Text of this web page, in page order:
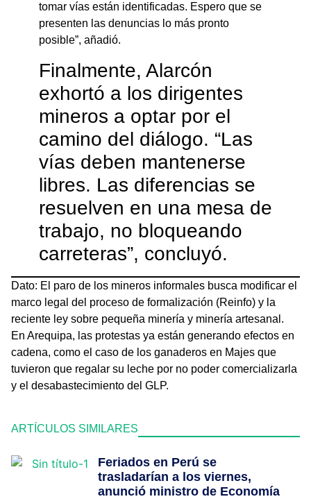
ARTÍCULOS SIMILARES
Feriados en Perú se
trasladarían a los viernes,
anunció ministro de Economía
tomar vías están identificadas. Espero que se
presenten las denuncias lo más pronto
posible”, añadió.
Finalmente, Alarcón
exhortó a los dirigentes
mineros a optar por el
camino del diálogo. “Las
vías deben mantenerse
libres. Las diferencias se
resuelven en una mesa de
trabajo, no bloqueando
carreteras”, concluyó.
Dato: El paro de los mineros informales busca modificar el
marco legal del proceso de formalización (Reinfo) y la
reciente ley sobre pequeña minería y minería artesanal.
En Arequipa, las protestas ya están generando efectos en
cadena, como el caso de los ganaderos en Majes que
tuvieron que regalar su leche por no poder comercializarla
y el desabastecimiento del GLP.